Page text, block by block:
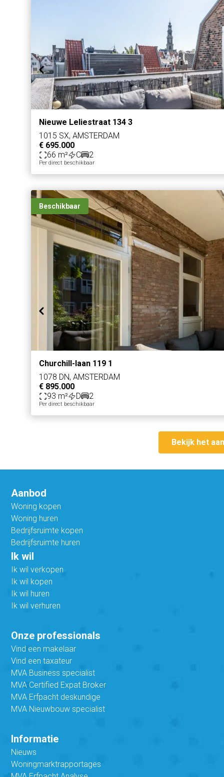
Nieuwe Leliestraat 134 3
1015 SX, AMSTERDAM
€ 695.000
66 m²
C 2
Per direct beschikbaar
Beschikbaar
Churchill-laan 119 1
1078 DN, AMSTERDAM
€ 895.000
93 m²
D 2
Per direct beschikbaar
Bekijk het
Aanbod
Woning kopen
Woning huren
Bedrijfsruimte kopen
Bedrijfsruimte huren
Ik wil
Ik wil verkopen
Ik wil kopen
Ik wil huren
Ik wil verhuren
Onze professionals
Vind een makelaar
Vind een taxateur
MVA Business specialist
MVA Certified Expat Broker
MVA Erfpacht deskundige
MVA Nieuwbouw specialist
Informatie
Nieuws
Woningmarktrapportages